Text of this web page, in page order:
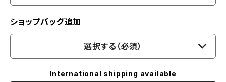
ショップバッグ追加
選択する（必須）
International shipping available